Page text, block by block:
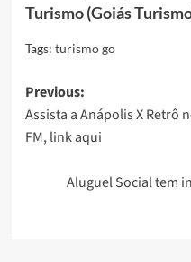
Turismo (Goiás
Tags: turismo go
Post
navigation
Previous:
Assista a Anápolis X Retrô
FM, link aqui
Aluguel Social tem